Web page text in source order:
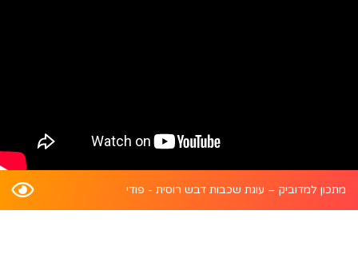
מתכון למדוביק – עוגת שכבות דבש רוסית - פודי